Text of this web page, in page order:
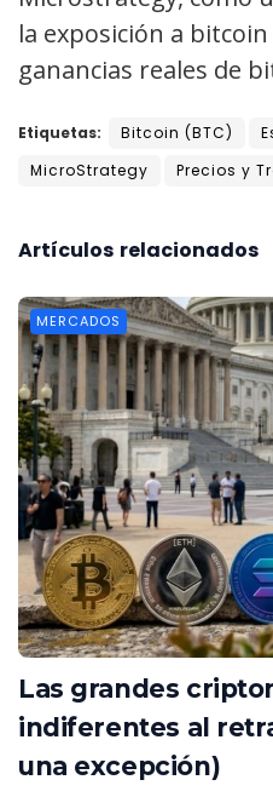
la exposición a
ganancias reales de
Etiquetas: Bitcoin (BTC)
MicroStrategy
Precios y
relacionados
Artículos
MERCADOS
Las grandes
indiferentes al
una excepción)